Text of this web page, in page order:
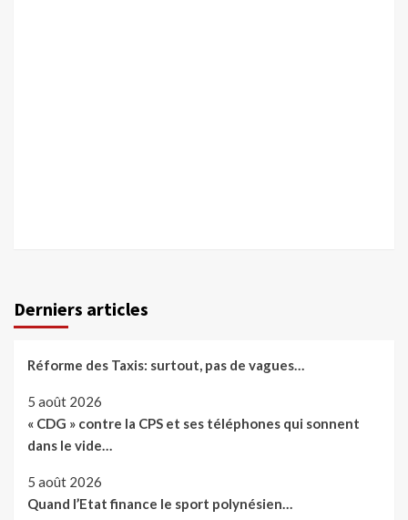
Derniers articles
Réforme des Taxis: surtout, pas de vagues…
5 août 2026
« CDG » contre la CPS et ses téléphones qui sonnent
dans le vide…
5 août 2026
Quand l’Etat finance le sport polynésien…